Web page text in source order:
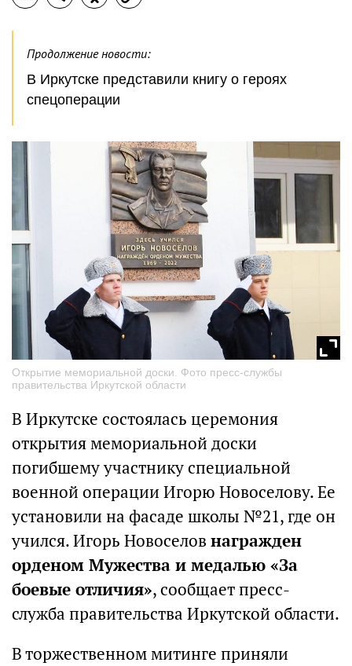
Продолжение новости:
В Иркутске представили книгу о героях
спецоперации
Открытие мемориальной доски. Фото пресс-службы
правительства Иркутской области
В Иркутске состоялась церемония
открытия мемориальной доски
погибшему участнику специальной
военной операции Игорю Новоселову. Ее
установили на фасаде школы №21, где он
учился. Игорь Новоселов награжден
орденом Мужества и медалью «За
боевые отличия», сообщает пресс-
служба правительства Иркутской области.
В торжественном митинге приняли